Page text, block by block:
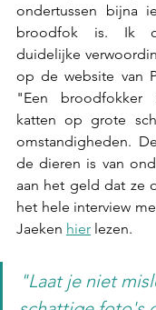
ondertussen bijna
broodfok is. Ik
duidelijke
op de website van
"Een
katten op grote
omstandigheden.
de dieren is van
aan het geld dat ze
het hele interview
Jaeken hier lezen.
"Laat je niet